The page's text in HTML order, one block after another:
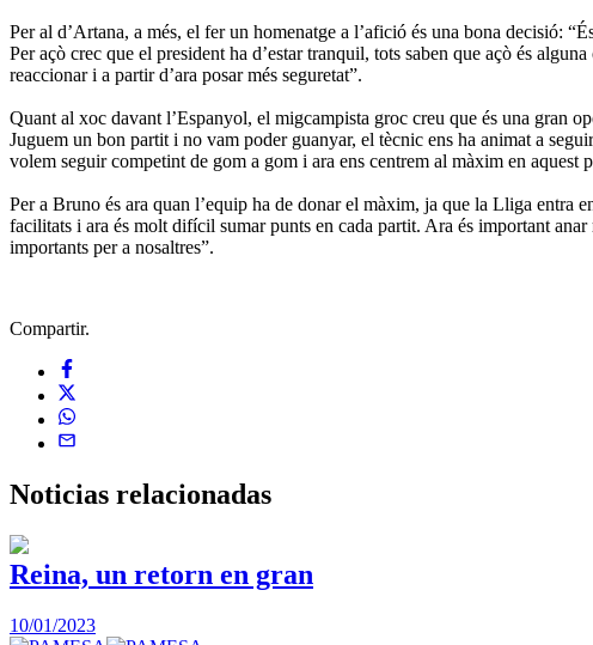
Per al d’Artana, a més, el fer un homenatge a l’afició és una bona decisió:
Per açò crec que el president ha d’estar tranquil, tots saben que açò és
reaccionar i a partir d’ara posar més seguretat”.
Quant al xoc davant l’Espanyol, el migcampista groc creu que és una gran
Juguem un bon partit i no vam poder guanyar, el tècnic ens ha animat a
volem seguir competint de gom a gom i ara ens centrem al màxim en aquest
Per a Bruno és ara quan l’equip ha de donar el màxim, ja que la Lliga entra
facilitats i ara és molt difícil sumar punts en cada partit. Ara és important
importants per a nosaltres”.
Compartir.
Noticias relacionadas
Reina, un retorn en gran
10/01/2023